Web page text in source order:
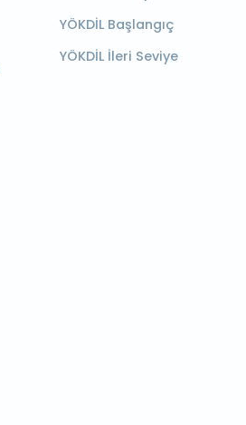
YÖKDİL Başlangıç
YÖKDİL İleri Seviye